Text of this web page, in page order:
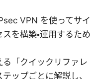
VPN を使ってサイ
を構築・運用するため
「クイックリファレ
ップごとに解説し、